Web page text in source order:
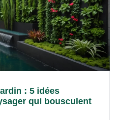
: 5 idées
qui bousculent